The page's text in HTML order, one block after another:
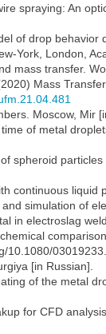
spraying: An
of drop
York, London,
mass transfer.
Mass
Moscow, Mir
of metal
continuous liquid
simulation of
in electroslag
10.1080/
[in Russian].
of the metal
for CFD